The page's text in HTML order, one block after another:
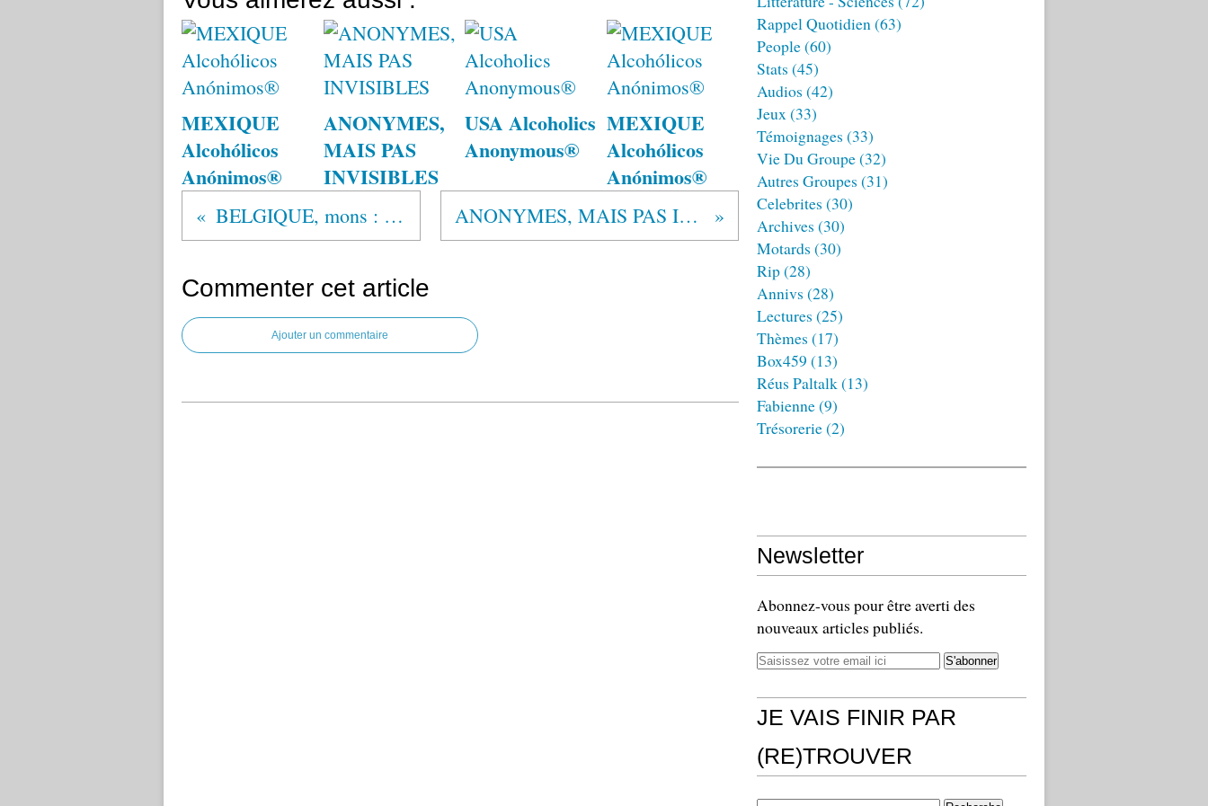
MEXIQUE
Alcohólicos
Anónimos®
ANONYMES,
MAIS PAS
INVISIBLES
USA Alcoholics
Anonymous®
MEXIQUE
Alcohólicos
Anónimos®
BELGIQUE, mons : INFO AA ANONYMES, MAIS PAS INVISIBLES
Commenter cet article
Ajouter un commentaire
Rappel Quotidien(63)
People(60)
Stats (45)
Audios (42)
Jeux(33)
Témoignages (33)
Vie Du Groupe(32)
Autres Groupes (31)
Celebrites (30)
Archives (30)
Motards (30)
Rip(28)
Annivs (28)
Lectures (25)
Thèmes (17)
Box459 (13)
Réus Paltalk(13)
Fabienne(9)
Trésorerie(2)
Newsletter
Abonnez-vous pour être averti des
nouveaux articles publiés.
JE VAIS FINIR PAR
(RE)TROUVER